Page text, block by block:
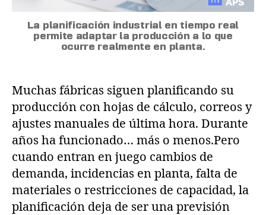
La planificación industrial en tiempo real
permite adaptar la producción a lo que
ocurre realmente en planta.
Muchas fábricas siguen planificando su
producción con hojas de cálculo, correos y
ajustes manuales de última hora. Durante
años ha funcionado… más o menos.Pero
cuando entran en juego cambios de
demanda, incidencias en planta, falta de
materiales o restricciones de capacidad, la
planificación deja de ser una previsión